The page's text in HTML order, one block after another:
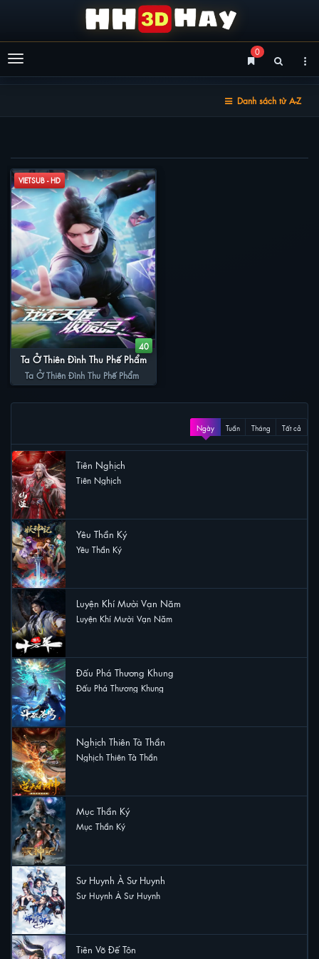
Menu
0
Danh sách từ A-Z
VIETSUB - HD
40
Ta Ở Thiên Đình Thu Phế Phẩm
Ta Ở Thiên Đình Thu Phế Phẩm
Ngày Tuần Tháng Tất cả
Tiên Nghịch
Tiên Nghịch
Yêu Thần Ký
Yêu Thần Ký
Luyện Khí Mười Vạn Năm
Luyện Khí Mười Vạn Năm
Đấu Phá Thương Khung
Đấu Phá Thương Khung
Nghịch Thiên Tà Thần
Nghịch Thiên Tà Thần
Mục Thần Ký
Mục Thần Ký
Sư Huynh À Sư Huynh
Sư Huynh À Sư Huynh
Tiên Võ Đế Tôn